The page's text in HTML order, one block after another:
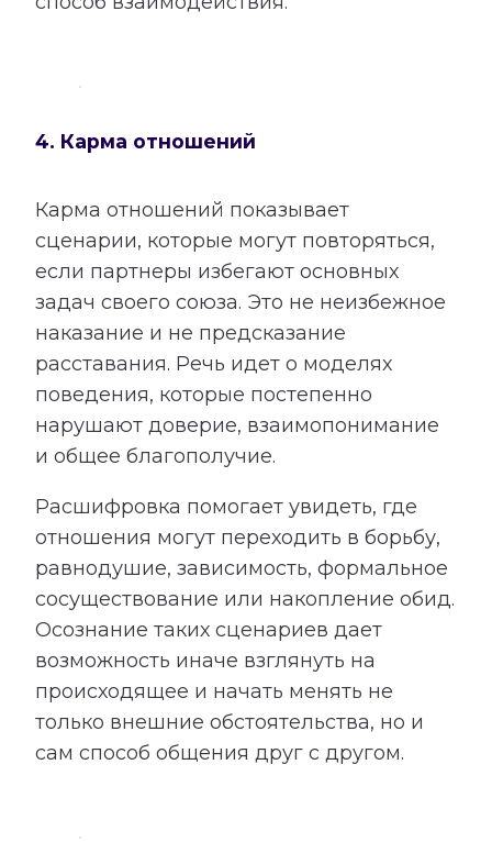
4. Карма отношений
Карма отношений показывает
сценарии, которые могут повторяться,
если партнеры избегают основных
задач своего союза. Это не неизбежное
наказание и не предсказание
расставания. Речь идет о моделях
поведения, которые постепенно
нарушают доверие, взаимопонимание
и общее благополучие.
Расшифровка помогает увидеть, где
отношения могут переходить в борьбу,
равнодушие, зависимость, формальное
сосуществование или накопление обид.
Осознание таких сценариев дает
возможность иначе взглянуть на
происходящее и начать менять не
только внешние обстоятельства, но и
сам способ общения друг с другом.